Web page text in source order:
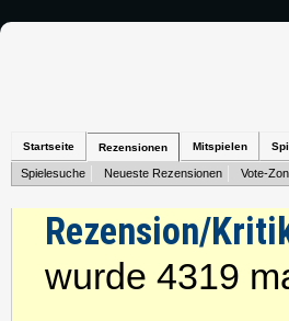
Startseite Rezensionen Mitspielen
Spielesuche Neueste Rezensionen Vote-
Rezension/
wurde 4319